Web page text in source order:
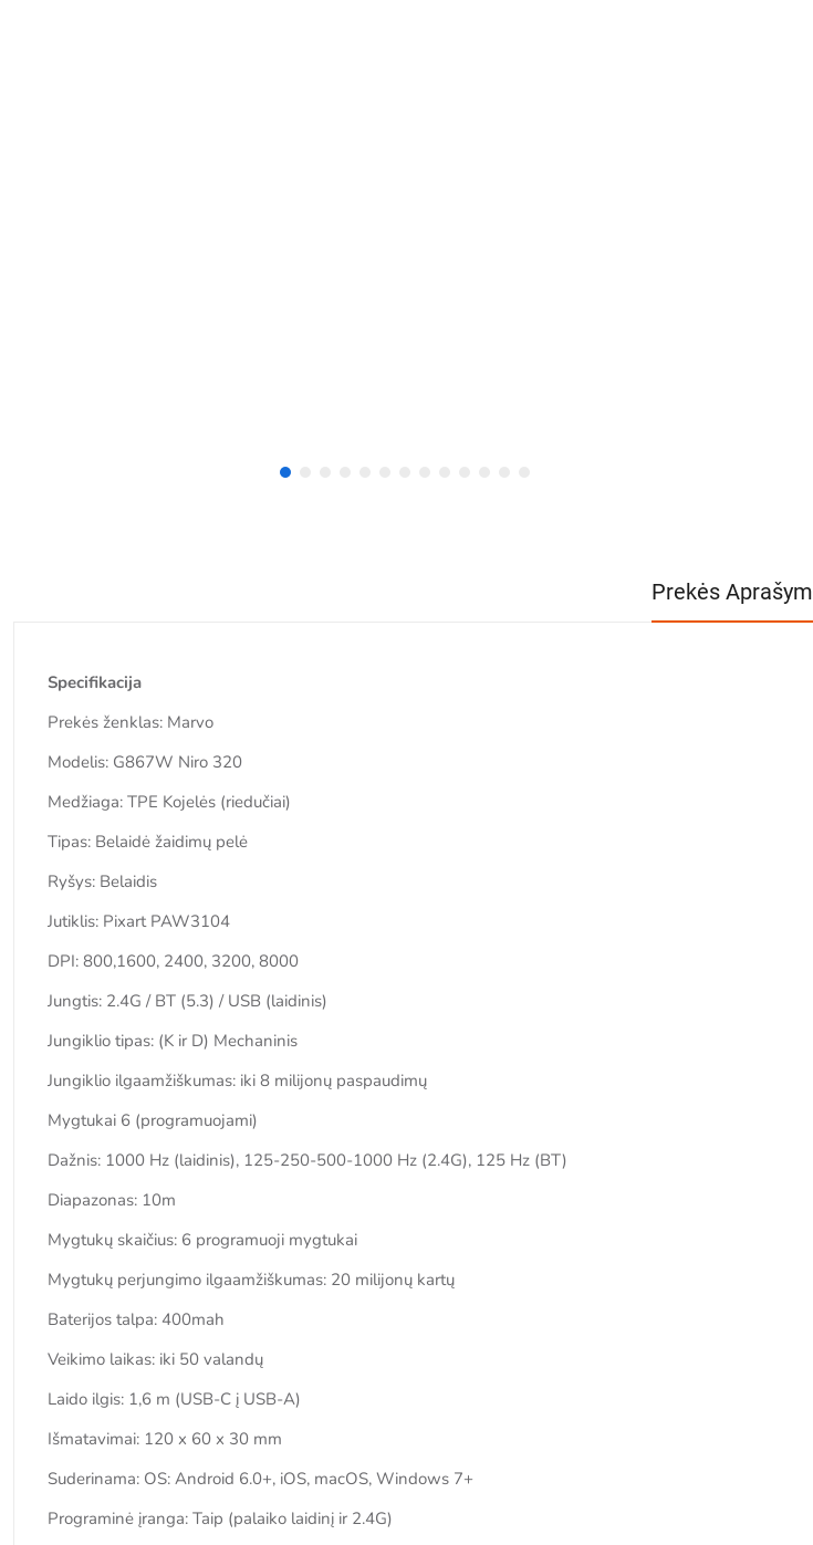
Prekės
Specifikacija
Prekės ženklas: Marvo
Modelis: G867W Niro 320
Medžiaga: TPE Kojelės (riedučiai)
Tipas: Belaidė žaidimų pelė
Ryšys: Belaidis
Jutiklis: Pixart PAW3104
DPI: 800,1600, 2400, 3200, 8000
Jungtis: 2.4G / BT (5.3) / USB (laidinis)
Jungiklio tipas: (K ir D) Mechaninis
Jungiklio ilgaamžiškumas: iki 8 milijonų paspaudimų
Mygtukai 6 (programuojami)
Dažnis: 1000 Hz (laidinis), 125-250-500-1000 Hz (2.4G), 125 Hz (BT)
Diapazonas: 10m
Mygtukų skaičius: 6 programuoji mygtukai
Mygtukų perjungimo ilgaamžiškumas: 20 milijonų kartų
Baterijos talpa: 400mah
Veikimo laikas: iki 50 valandų
Laido ilgis: 1,6 m (USB-C į USB-A)
Išmatavimai: 120 x 60 x 30 mm
Suderinama: OS: Android 6.0+, iOS, macOS, Windows 7+
Programinė įranga: Taip (palaiko laidinį ir 2.4G)